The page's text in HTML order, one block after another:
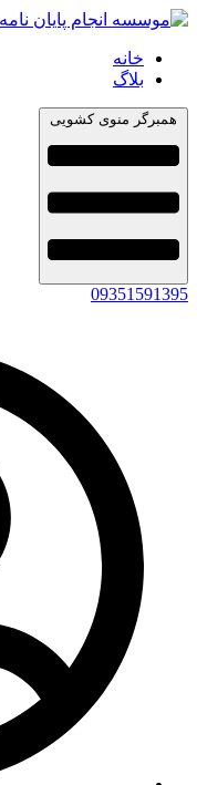
خانه
بلاگ
همبرگر منوی کشویی
09351591395